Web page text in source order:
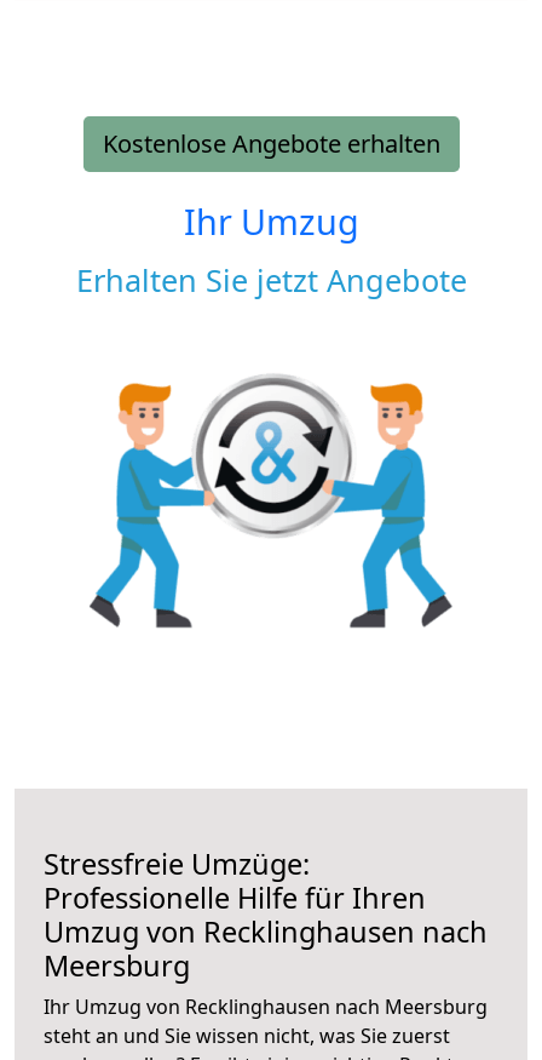
Kostenlose Angebote erhalten
Ihr Umzug
Erhalten Sie jetzt Angebote
Stressfreie Umzüge:
Professionelle Hilfe für Ihren
Umzug von Recklinghausen nach
Meersburg
Ihr Umzug von Recklinghausen nach Meersburg
steht an und Sie wissen nicht, was Sie zuerst